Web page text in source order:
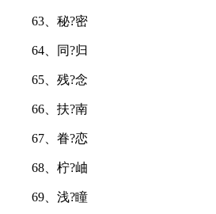
63、秘?密
64、同?归
65、残?念
66、扶?南
67、眷?恋
68、柠?岫
69、浅?瞳